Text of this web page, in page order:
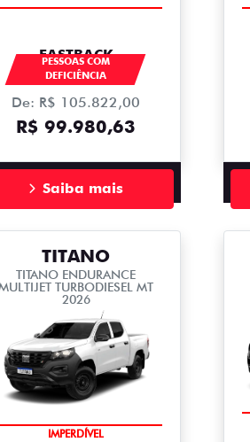
FASTBACK
PESSOAS COM
DEFICIÊNCIA
De: R$ 105.822,00
R$ 99.980,63
Saiba mais
TITANO
TITANO ENDURANCE
TURBODIESEL MT
2026
IMPERDÍVEL